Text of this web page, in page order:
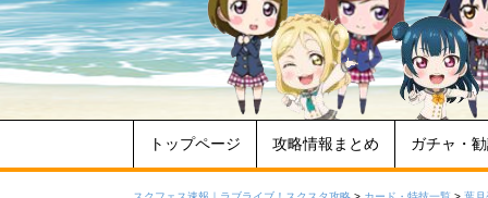
トップページ 攻略情報まとめ ガチャ・